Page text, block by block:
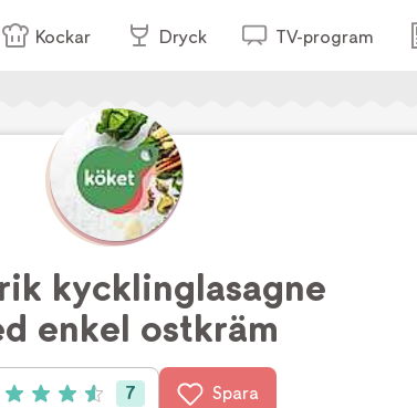
Kockar Dryck TV-program
kycklinglasagne
enkel ostkräm
4.6 av 5 (7 röster)
7 Spara